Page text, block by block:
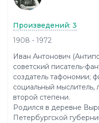
Произведений: 3
1908 - 1972
Иван Антонович
советский писатель-
создатель тафономии;
социальный мыслитель,
второй степени.
Родился в деревне
Петербургской